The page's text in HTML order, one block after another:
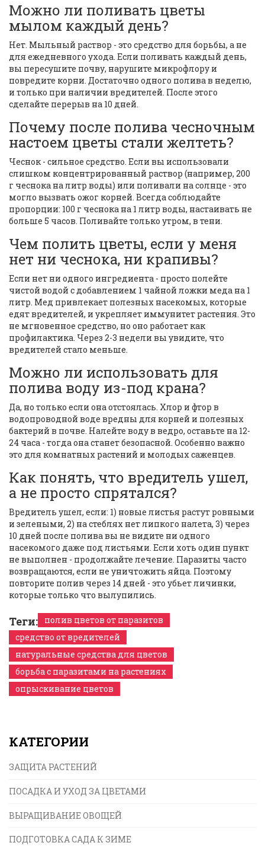
Можно ли поливать цветы
мылом каждый день?
Нет. Мыльный раствор - это средство для борьбы, а не
для ежедневного ухода. Если поливать каждый день,
вы пересушите почву, нарушите микрофлору и
повредите корни. Достаточно одного полива в неделю,
и только при наличии вредителей. После этого
сделайте перерыв на 10 дней.
Почему после полива чесночным
настоем цветы стали желтеть?
Чеснок - сильное средство. Если вы использовали
слишком концентрированный раствор (например, 200
г чеснока на литр воды) или поливали на солнце - это
могло вызвать ожог корней. Всегда соблюдайте
пропорции: 100 г чеснока на 1 литр воды, настаивать не
больше 5 часов. Поливайте только утром, в тени.
Чем полить цветы, если у меня
нет ни чеснока, ни крапивы?
Если нет ни одного ингредиента - просто полейте
чистой водой с добавлением 1 чайной ложки меда на 1
литр. Мед привлекает полезных насекомых, которые
едят вредителей, и укрепляет иммунитет растения. Это
не мгновенное средство, но оно работает как
профилактика. Через 2-3 недели вы увидите, что
вредителей стало меньше.
Можно ли использовать для
полива воду из-под крана?
Да, но только если она отстоялась. Хлор и фтор в
водопроводной воде вредны для корней и полезных
бактерий в почве. Налейте воду в ведро, оставьте на 12-
24 часа - тогда она станет безопасной. Особенно важно
это для комнатных растений и молодых саженцев.
Как понять, что вредитель ушел,
а не просто спрятался?
Вредитель ушел, если: 1) новые листья растут ровными
и зелеными, 2) на стеблях нет липкого налета, 3) через
10 дней после полива вы не видите ни одного
насекомого даже под листьями. Если хоть один пункт
не выполнен - продолжайте лечение. Паразиты часто
возвращаются, если не уничтожить яйца. Поэтому
повторите полив через 14 дней - это убьет личинки,
которые только что вылупились.
Теги:
полив цветов от паразитов
средство от вредителей
натуральные средства для цветов
борьба с паразитами на растениях
опрыскивание цветов
КАТЕГОРИИ
ЗАЩИТА РАСТЕНИЙ
ПОСАДКА И УХОД ЗА ЦВЕТАМИ
ВЫРАЩИВАНИЕ ОВОЩЕЙ
ПОДГОТОВКА САДА К ЗИМЕ